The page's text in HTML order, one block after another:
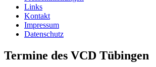
Links
Kontakt
Impressum
Datenschutz
Termine des VCD Tübingen